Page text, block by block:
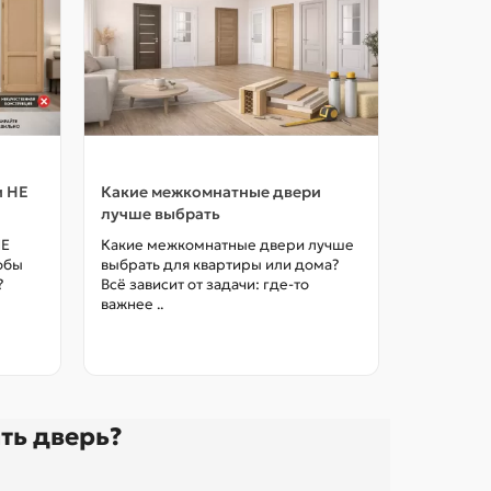
НЕ
Какие межкомнатные двери
лучше выбрать
Какие межкомнатные двери лучше
выбрать для квартиры или дома?
Всё зависит от задачи: где-то
важнее ..
дверь?